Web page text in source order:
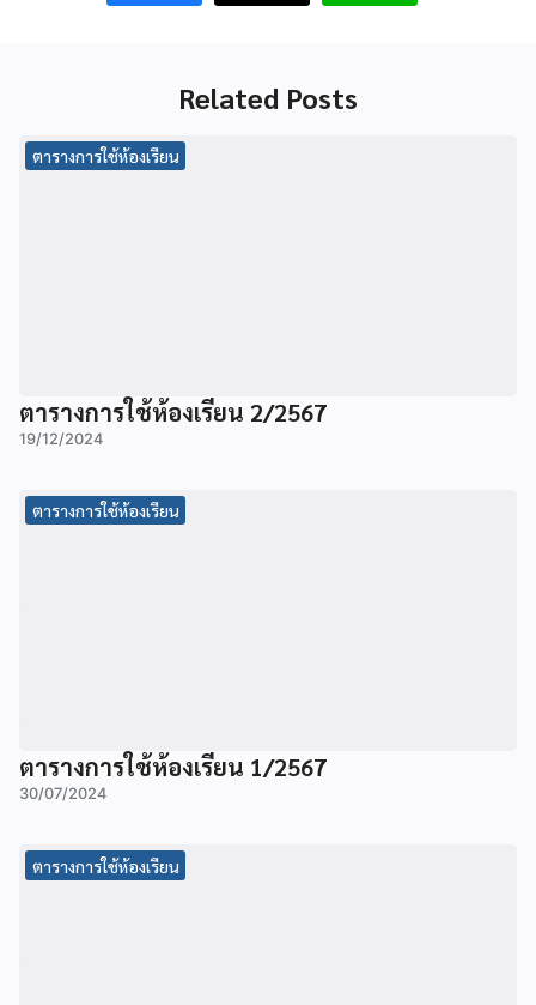
Related Posts
ตารางการใช้ห้องเรียน
ตารางการใช้ห้องเรียน 2/2567
19/12/2024
ตารางการใช้ห้องเรียน
ตารางการใช้ห้องเรียน 1/2567
30/07/2024
ตารางการใช้ห้องเรียน